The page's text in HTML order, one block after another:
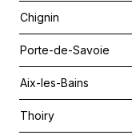
Chignin
Porte-de-Savoie
Aix-les-Bains
Thoiry